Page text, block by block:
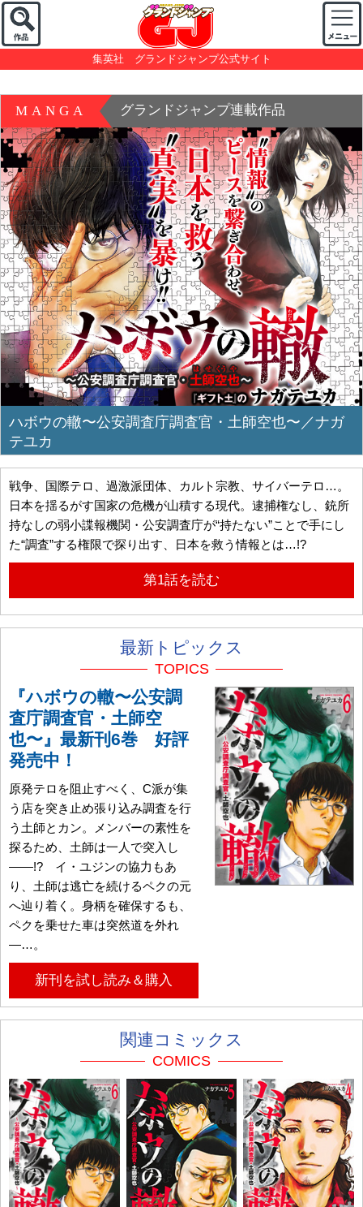
集英社 グランドジャンプ公式サイト
MANGA グランドジャンプ連載作品
ハボウの轍〜公安調査庁調査官・土師空也〜／ナガ
テユカ
戦争、国際テロ、過激派団体、カルト宗教、サイバーテロ…。
日本を揺るがす国家の危機が山積する現代。逮捕権なし、銃所
持なしの弱小諜報機関・公安調査庁が“持たない”ことで手にし
た“調査”する権限で探り出す、日本を救う情報とは…!?
第1話を読む
最新トピックス
TOPICS
『ハボウの轍〜公安調
査庁調査官・土師空
也〜』最新刊6巻 好評
発売中！
原発テロを阻止すべく、C派が集
う店を突き止め張り込み調査を行
う土師とカン。メンバーの素性を
探るため、土師は一人で突入し
――!? イ・ユジンの協力もあ
り、土師は逃亡を続けるペクの元
へ辿り着く。身柄を確保するも、
ペクを乗せた車は突然道を外れ
―…。
新刊を試し読み＆購入
関連コミックス
COMICS